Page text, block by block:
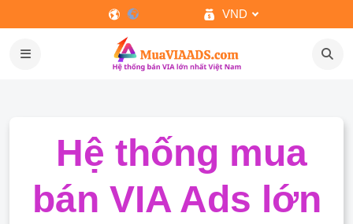
VND
Hệ thống mua
bán VIA Ads lớn